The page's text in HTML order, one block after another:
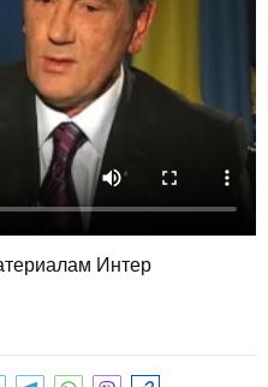
Интер